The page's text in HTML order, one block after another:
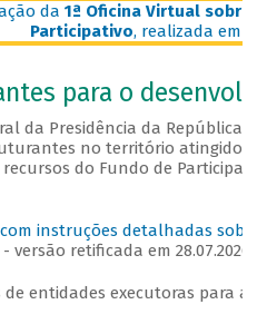
da 1ª Oficina Virtual sobre
Participativo, realizada em
para o
da Presidência da República
no território atingido
do Fundo de
instruções detalhadas sobre
versão retificada em 28.07.2026.
entidades executoras para